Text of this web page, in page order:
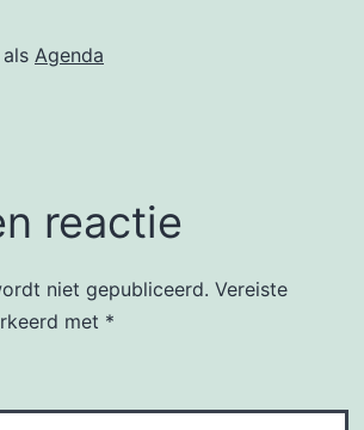
Agenda
reactie
niet gepubliceerd. Vereiste
met *